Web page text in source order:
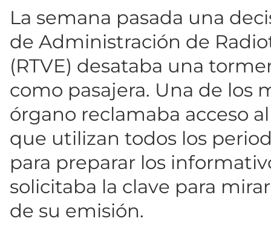
La semana pasada una
de Administración de
(RTVE) desataba una
como pasajera. Una de los
órgano reclamaba acceso
que utilizan todos los
para preparar los
solicitaba la clave para
de su emisión.